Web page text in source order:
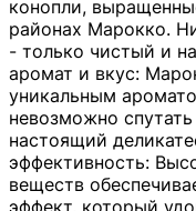
конопли,
районах Марокко.
- только чистый и
аромат и вкус:
уникальным
невозможно
настоящий
эффективность:
веществ
эффект, который